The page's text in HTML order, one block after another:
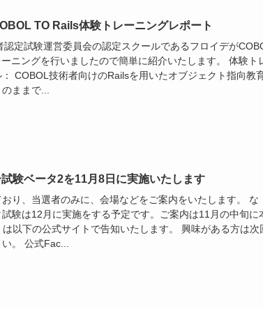
TO Rails体験トレーニングレポート
定試験運営委員会の認定スクールであるフロイデが
ニングを行いましたので簡単に紹介いたします。 体験ト
COBOL技術者向けのRailsを用いたオブジェクト指向教
ままで...
験ベータ2を11月8日に実施いたします
り、当選者のみに、会場などをご案内をいたします。 な
験は12月に実施をする予定です。ご案内は11月の中旬に
以下の公式サイトで告知いたします。 興味がある方は次
。 公式Fac...